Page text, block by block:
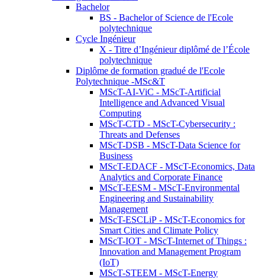
Bachelor
BS - Bachelor of Science de l'Ecole
polytechnique
Cycle Ingénieur
X - Titre d’Ingénieur diplômé de l’École
polytechnique
Diplôme de formation gradué de l'Ecole
Polytechnique -MSc&T
MScT-AI-ViC - MScT-Artificial
Intelligence and Advanced Visual
Computing
MScT-CTD - MScT-Cybersecurity :
Threats and Defenses
MScT-DSB - MScT-Data Science for
Business
MScT-EDACF - MScT-Economics, Data
Analytics and Corporate Finance
MScT-EESM - MScT-Environmental
Engineering and Sustainability
Management
MScT-ESCLiP - MScT-Economics for
Smart Cities and Climate Policy
MScT-IOT - MScT-Internet of Things :
Innovation and Management Program
(IoT)
MScT-STEEM - MScT-Energy